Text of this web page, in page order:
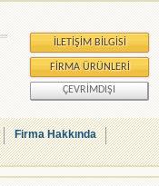
İLETIŞIM BILGISI
FIRMA ÜRÜNLERI
ÇEVRIMDIŞI
Firma Hakkında